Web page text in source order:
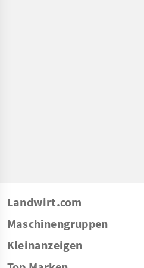
Landwirt.com
Maschinengruppen
Kleinanzeigen